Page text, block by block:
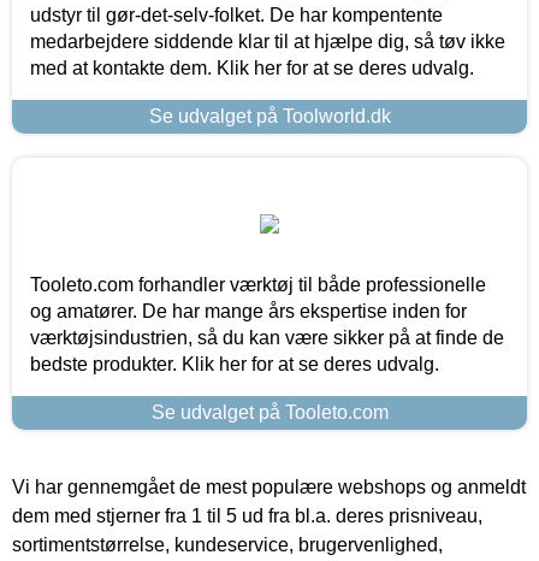
udstyr til gør-det-selv-folket. De har kompentente
medarbejdere siddende klar til at hjælpe dig, så tøv ikke
med at kontakte dem. Klik her for at se deres udvalg.
Se udvalget på Toolworld.dk
Tooleto.com forhandler værktøj til både professionelle
og amatører. De har mange års ekspertise inden for
værktøjsindustrien, så du kan være sikker på at finde de
bedste produkter. Klik her for at se deres udvalg.
Se udvalget på Tooleto.com
Vi har gennemgået de mest populære webshops og anmeldt
dem med stjerner fra 1 til 5 ud fra bl.a. deres prisniveau,
sortimentstørrelse, kundeservice, brugervenlighed,